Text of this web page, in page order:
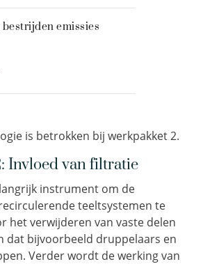
bestrijden emissies
is betrokken bij werkpakket 2.
Invloed van filtratie
instrument om de
teeltsystemen te
het verwijderen van vaste delen
dat bijvoorbeeld druppelaars en
Verder wordt de werking van